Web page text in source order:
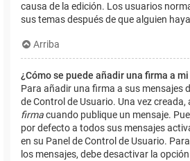
causa de la edición. Los usuarios
sus temas después de que alguien
Arriba
¿Cómo se puede añadir una firma a
Para añadir una firma a sus mensajes
de Control de Usuario. Una vez creada,
firmacuando publique un mensaje.
por defecto a todos sus mensajes
en su Panel de Control de Usuario.
los mensajes, debe desactivar la opción